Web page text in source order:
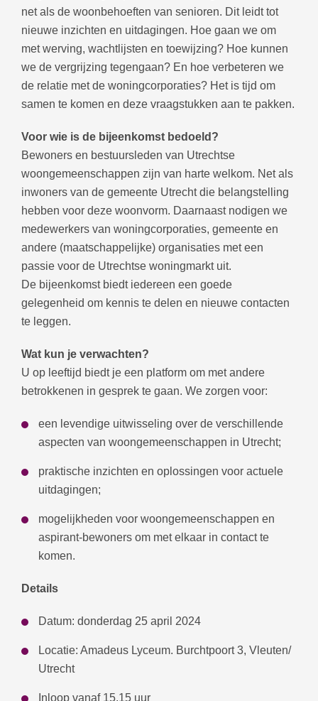
net als de woonbehoeften van senioren. Dit leidt tot
nieuwe inzichten en uitdagingen. Hoe gaan we om
met werving, wachtlijsten en toewijzing? Hoe kunnen
we de vergrijzing tegengaan? En hoe verbeteren we
de relatie met de woningcorporaties? Het is tijd om
samen te komen en deze vraagstukken aan te pakken.
Voor wie is de bijeenkomst bedoeld?
Bewoners en bestuursleden van Utrechtse
woongemeenschappen zijn van harte welkom. Net als
inwoners van de gemeente Utrecht die belangstelling
hebben voor deze woonvorm. Daarnaast nodigen we
medewerkers van woningcorporaties, gemeente en
andere (maatschappelijke) organisaties met een
passie voor de Utrechtse woningmarkt uit.
De bijeenkomst biedt iedereen een goede
gelegenheid om kennis te delen en nieuwe contacten
te leggen.
Wat kun je verwachten?
U op leeftijd biedt je een platform om met andere
betrokkenen in gesprek te gaan. We zorgen voor:
een levendige uitwisseling over de verschillende
aspecten van woongemeenschappen in Utrecht;
praktische inzichten en oplossingen voor actuele
uitdagingen;
mogelijkheden voor woongemeenschappen en
aspirant-bewoners om met elkaar in contact te
komen.
Details
Datum: donderdag 25 april 2024
Locatie: Amadeus Lyceum. Burchtpoort 3, Vleuten/
Utrecht
Inloop vanaf 15.15 uur